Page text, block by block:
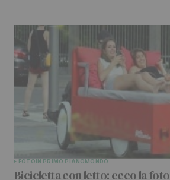
FOTOIN PRIMO PIANOMONDO
Bicicletta con letto: ecco la foto